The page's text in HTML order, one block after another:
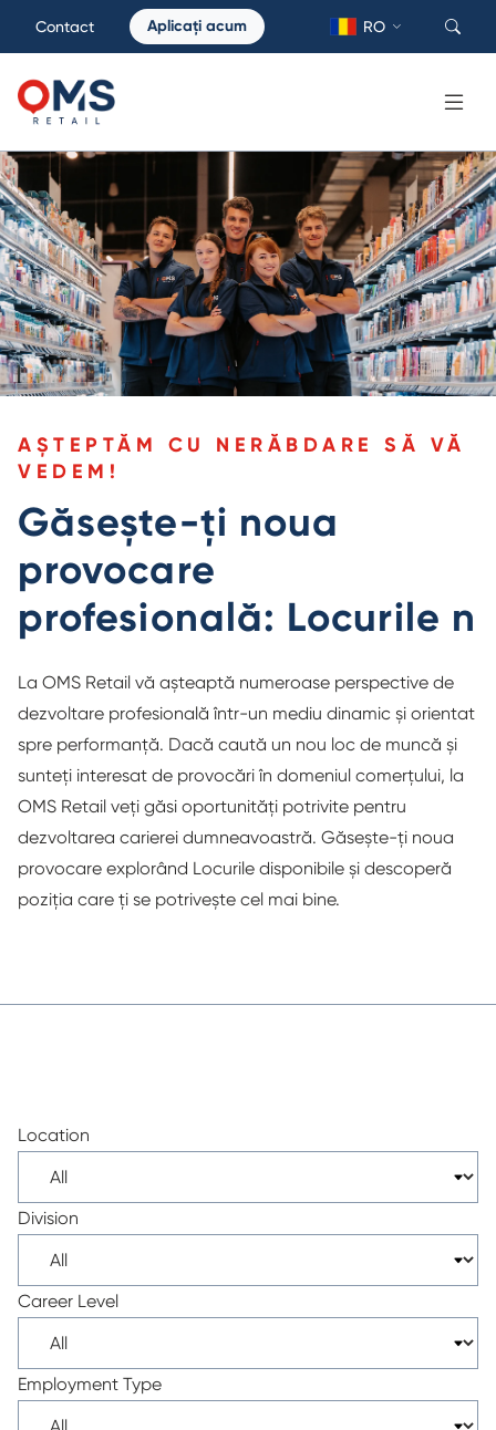
Contact Aplicați acum RO
AȘTEPTĂM CU NERĂBDARE SĂ VĂ
VEDEM!
Găsește-ți noua
provocare
profesională: Locurile n
La OMS Retail vă așteaptă numeroase perspective de
dezvoltare profesională într-un mediu dinamic și orientat
spre performanță. Dacă caută un nou loc de muncă și
sunteți interesat de provocări în domeniul comerțului, la
OMS Retail veți găsi oportunități potrivite pentru
dezvoltarea carierei dumneavoastră. Găsește-ți noua
provocare explorând Locurile disponibile și descoperă
poziția care ți se potrivește cel mai bine.
Location
Division
Career Level
Employment Type